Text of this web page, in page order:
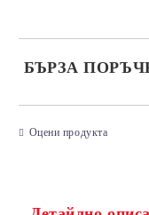
БЪРЗА
Оцени продукта